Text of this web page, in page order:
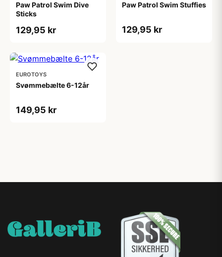
Paw Patrol Swim Dive
Sticks
129,95 kr
Paw Patrol Swim Stuffies
129,95 kr
EUROTOYS
Svømmebælte 6-12år
149,95 kr